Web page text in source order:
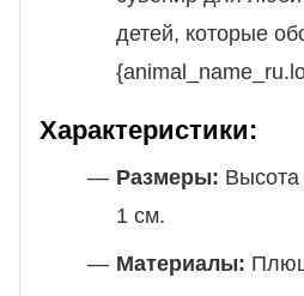
детей, которые
Характеристики:
Размеры:
1 см.
Материалы: